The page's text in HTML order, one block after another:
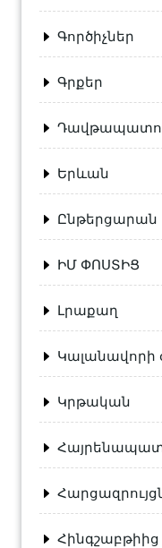
Գործիչներ
Գրքեր
Երևան
Ընթերցարան
ԻՄ ՓՈՍՏԻՑ
Լրաքաղ
Կալանավորի
Կրթական